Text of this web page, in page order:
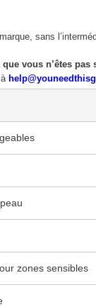
sans
que vous n’êtes pas
zones sensibles